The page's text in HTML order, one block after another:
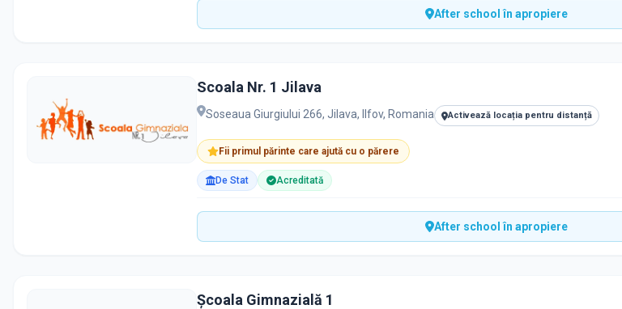
After school în apropiere
Scoala Nr. 1 Jilava
Soseaua Giurgiului 266, Jilava, Ilfov, Romania Activează locația pentru distanță
Fii primul părinte care ajută cu o părere
De Stat Acreditată
After school în apropiere
Școala Gimnazială 1